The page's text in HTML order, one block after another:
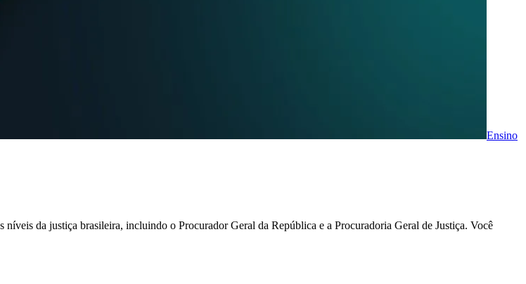
Ensino
da justiça brasileira, incluindo o Procurador Geral da República e a Procuradoria Geral de Justiça. Você